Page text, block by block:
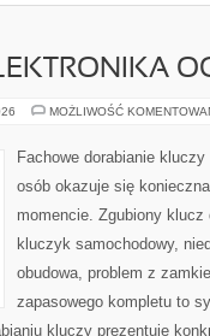
MOŻLIWOŚĆ
Fachowe dorabianie
osób okazuje się
momencie. Zgubiony
kluczyk samochodowy,
obudowa, problem z
zapasowego kompletu to
kluczy prezentuje